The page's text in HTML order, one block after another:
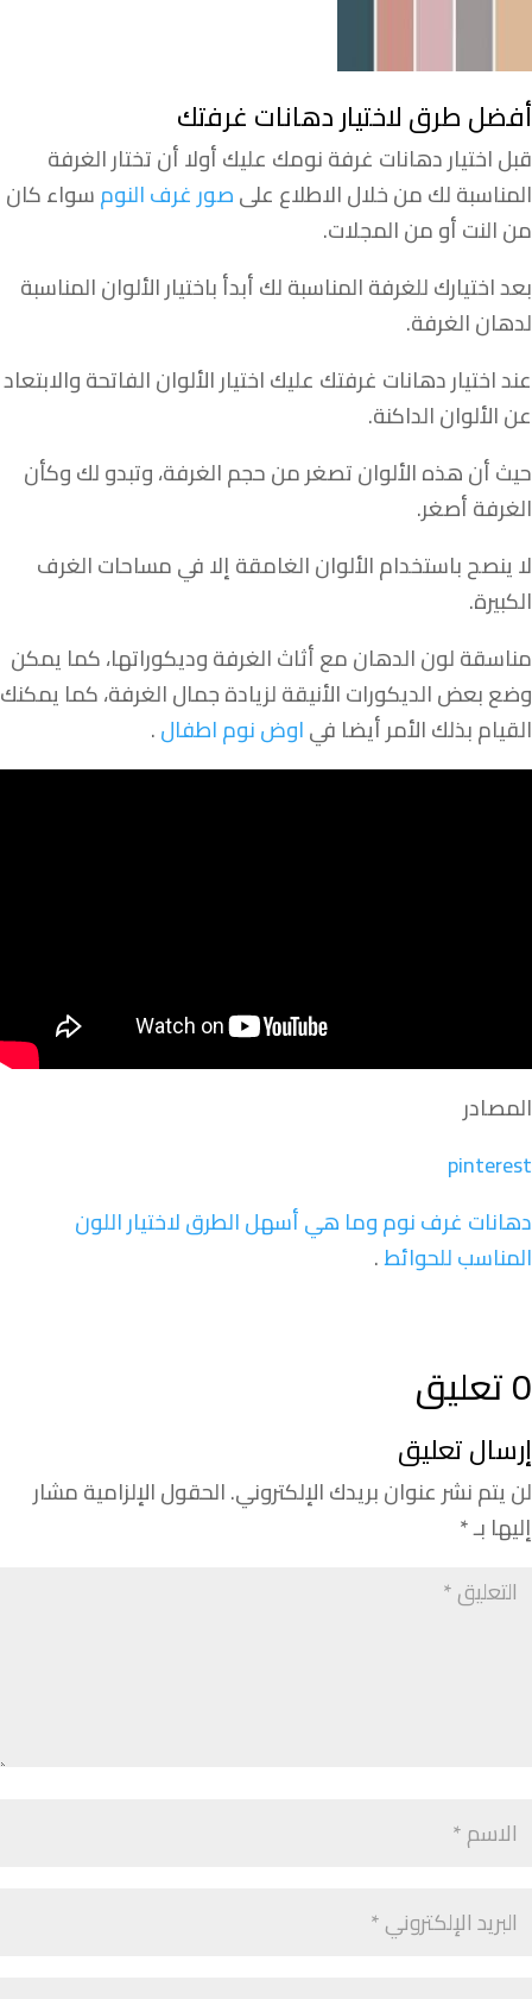
أفضل طرق لاختيار دهانات غرفتك
قبل اختيار دهانات غرفة نومك عليك أولا أن تختار الغرفة
المناسبة لك من خلال الاطلاع علىصور غرف النومسواء كان
من النت أو من المجلات.
بعد اختيارك للغرفة المناسبة لك أبدأ باختيار الألوان المناسبة
لدهان الغرفة.
عند اختيار دهانات غرفتك عليك اختيار الألوان الفاتحة والابتعاد
عن الألوان الداكنة.
حيث أن هذه الألوان تصغر من حجم الغرفة، وتبدو لك وكأن
الغرفة أصغر.
لا ينصح باستخدام الألوان الغامقة إلا في مساحات الغرف
الكبيرة.
مناسقة لون الدهان مع أثاث الغرفة وديكوراتها، كما يمكن
وضع بعض الديكورات الأنيقة لزيادة جمال الغرفة، كما يمكنك
القيام بذلك الأمر أيضا فياوض نوم اطفال.
المصادر
pinterest
دهانات غرف نوم وما هي أسهل الطرق لاختيار اللون
المناسب للحوائط.
0 تعليق
إرسال تعليق
لن يتم نشر عنوان بريدك الإلكتروني.الحقول الإلزامية مشار
إليها بـ*